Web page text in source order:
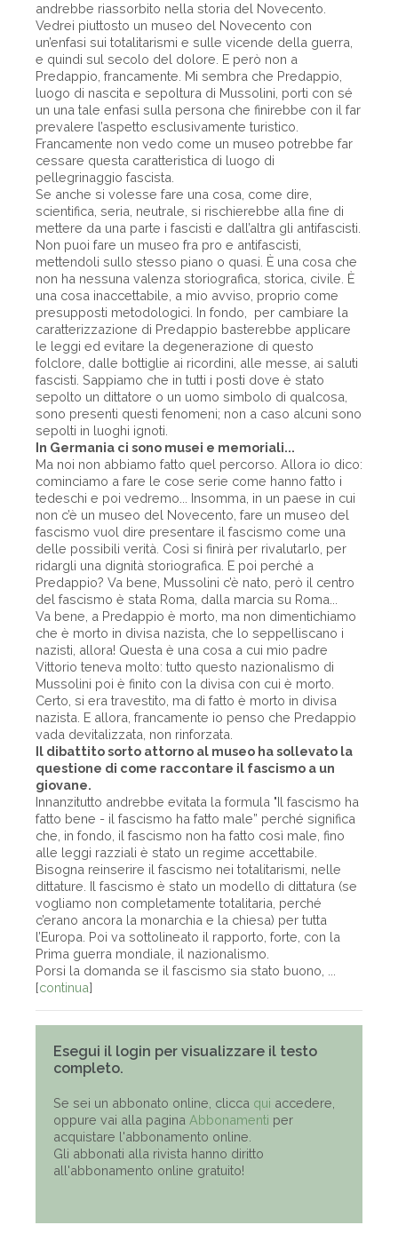
andrebbe riassorbito nella storia del Novecento.
Vedrei piuttosto un museo del Novecento con
un’enfasi sui totalitarismi e sulle vicende della guerra,
e quindi sul secolo del dolore. E però non a
Predappio, francamente. Mi sembra che Predappio,
luogo di nascita e sepoltura di Mussolini, porti con sé
un una tale enfasi sulla persona che finirebbe con il far
prevalere l’aspetto esclusivamente turistico.
Francamente non vedo come un museo potrebbe far
cessare questa caratteristica di luogo di
pellegrinaggio fascista.
Se anche si volesse fare una cosa, come dire,
scientifica, seria, neutrale, si rischierebbe alla fine di
mettere da una parte i fascisti e dall’altra gli antifascisti.
Non puoi fare un museo fra pro e antifascisti,
mettendoli sullo stesso piano o quasi. È una cosa che
non ha nessuna valenza storiografica, storica, civile. È
una cosa inaccettabile, a mio avviso, proprio come
presupposti metodologici. In fondo, per cambiare la
caratterizzazione di Predappio basterebbe applicare
le leggi ed evitare la degenerazione di questo
folclore, dalle bottiglie ai ricordini, alle messe, ai saluti
fascisti. Sappiamo che in tutti i posti dove è stato
sepolto un dittatore o un uomo simbolo di qualcosa,
sono presenti questi fenomeni; non a caso alcuni sono
sepolti in luoghi ignoti.
In Germania ci sono musei e memoriali...
Ma noi non abbiamo fatto quel percorso. Allora io dico:
cominciamo a fare le cose serie come hanno fatto i
tedeschi e poi vedremo... Insomma, in un paese in cui
non c’è un museo del Novecento, fare un museo del
fascismo vuol dire presentare il fascismo come una
delle possibili verità. Così si finirà per rivalutarlo, per
ridargli una dignità storiografica. E poi perché a
Predappio? Va bene, Mussolini c’è nato, però il centro
del fascismo è stata Roma, dalla marcia su Roma...
Va bene, a Predappio è morto, ma non dimentichiamo
che è morto in divisa nazista, che lo seppelliscano i
nazisti, allora! Questa è una cosa a cui mio padre
Vittorio teneva molto: tutto questo nazionalismo di
Mussolini poi è finito con la divisa con cui è morto.
Certo, si era travestito, ma di fatto è morto in divisa
nazista. E allora, francamente io penso che Predappio
vada devitalizzata, non rinforzata.
Il dibattito sorto attorno al museo ha sollevato la
questione di come raccontare il fascismo a un
giovane.
Innanzitutto andrebbe evitata la formula "Il fascismo ha
fatto bene - il fascismo ha fatto male” perché significa
che, in fondo, il fascismo non ha fatto così male, fino
alle leggi razziali è stato un regime accettabile.
Bisogna reinserire il fascismo nei totalitarismi, nelle
dittature. Il fascismo è stato un modello di dittatura (se
vogliamo non completamente totalitaria, perché
c’erano ancora la monarchia e la chiesa) per tutta
l’Europa. Poi va sottolineato il rapporto, forte, con la
Prima guerra mondiale, il nazionalismo.
Porsi la domanda se il fascismo sia stato buono, ...
[continua]
Esegui il login per visualizzare il testo
completo.
Se sei un abbonato online, clicca qui accedere,
oppure vai alla pagina Abbonamenti per
acquistare l'abbonamento online.
Gli abbonati alla rivista hanno diritto
all'abbonamento online gratuito!